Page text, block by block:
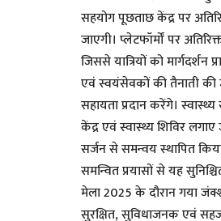
सहयोग पूछताछ केंद्र पर
जाएगी। प्लेटफॉर्मों पर
जिससे यात्रियों को मार्गदर्शन
एवं स्वयंसेवकों की तैनाती की
सहायता प्रदान करेंगे।
केंद्र एवं स्वास्थ्य शिविर
सर्जन से समन्वय स्थापित किया
समन्वित प्रयासों से यह
मेला 2025 के दौरान गया
सुरक्षित, सुविधाजनक एवं सहज